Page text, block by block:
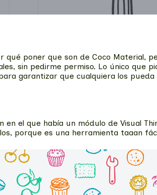
qué poner que son de Coco Material,
sin pedirme permiso. Lo único que
garantizar que cualquiera los pueda
el que había un módulo de Visual
porque es una herramienta taaan